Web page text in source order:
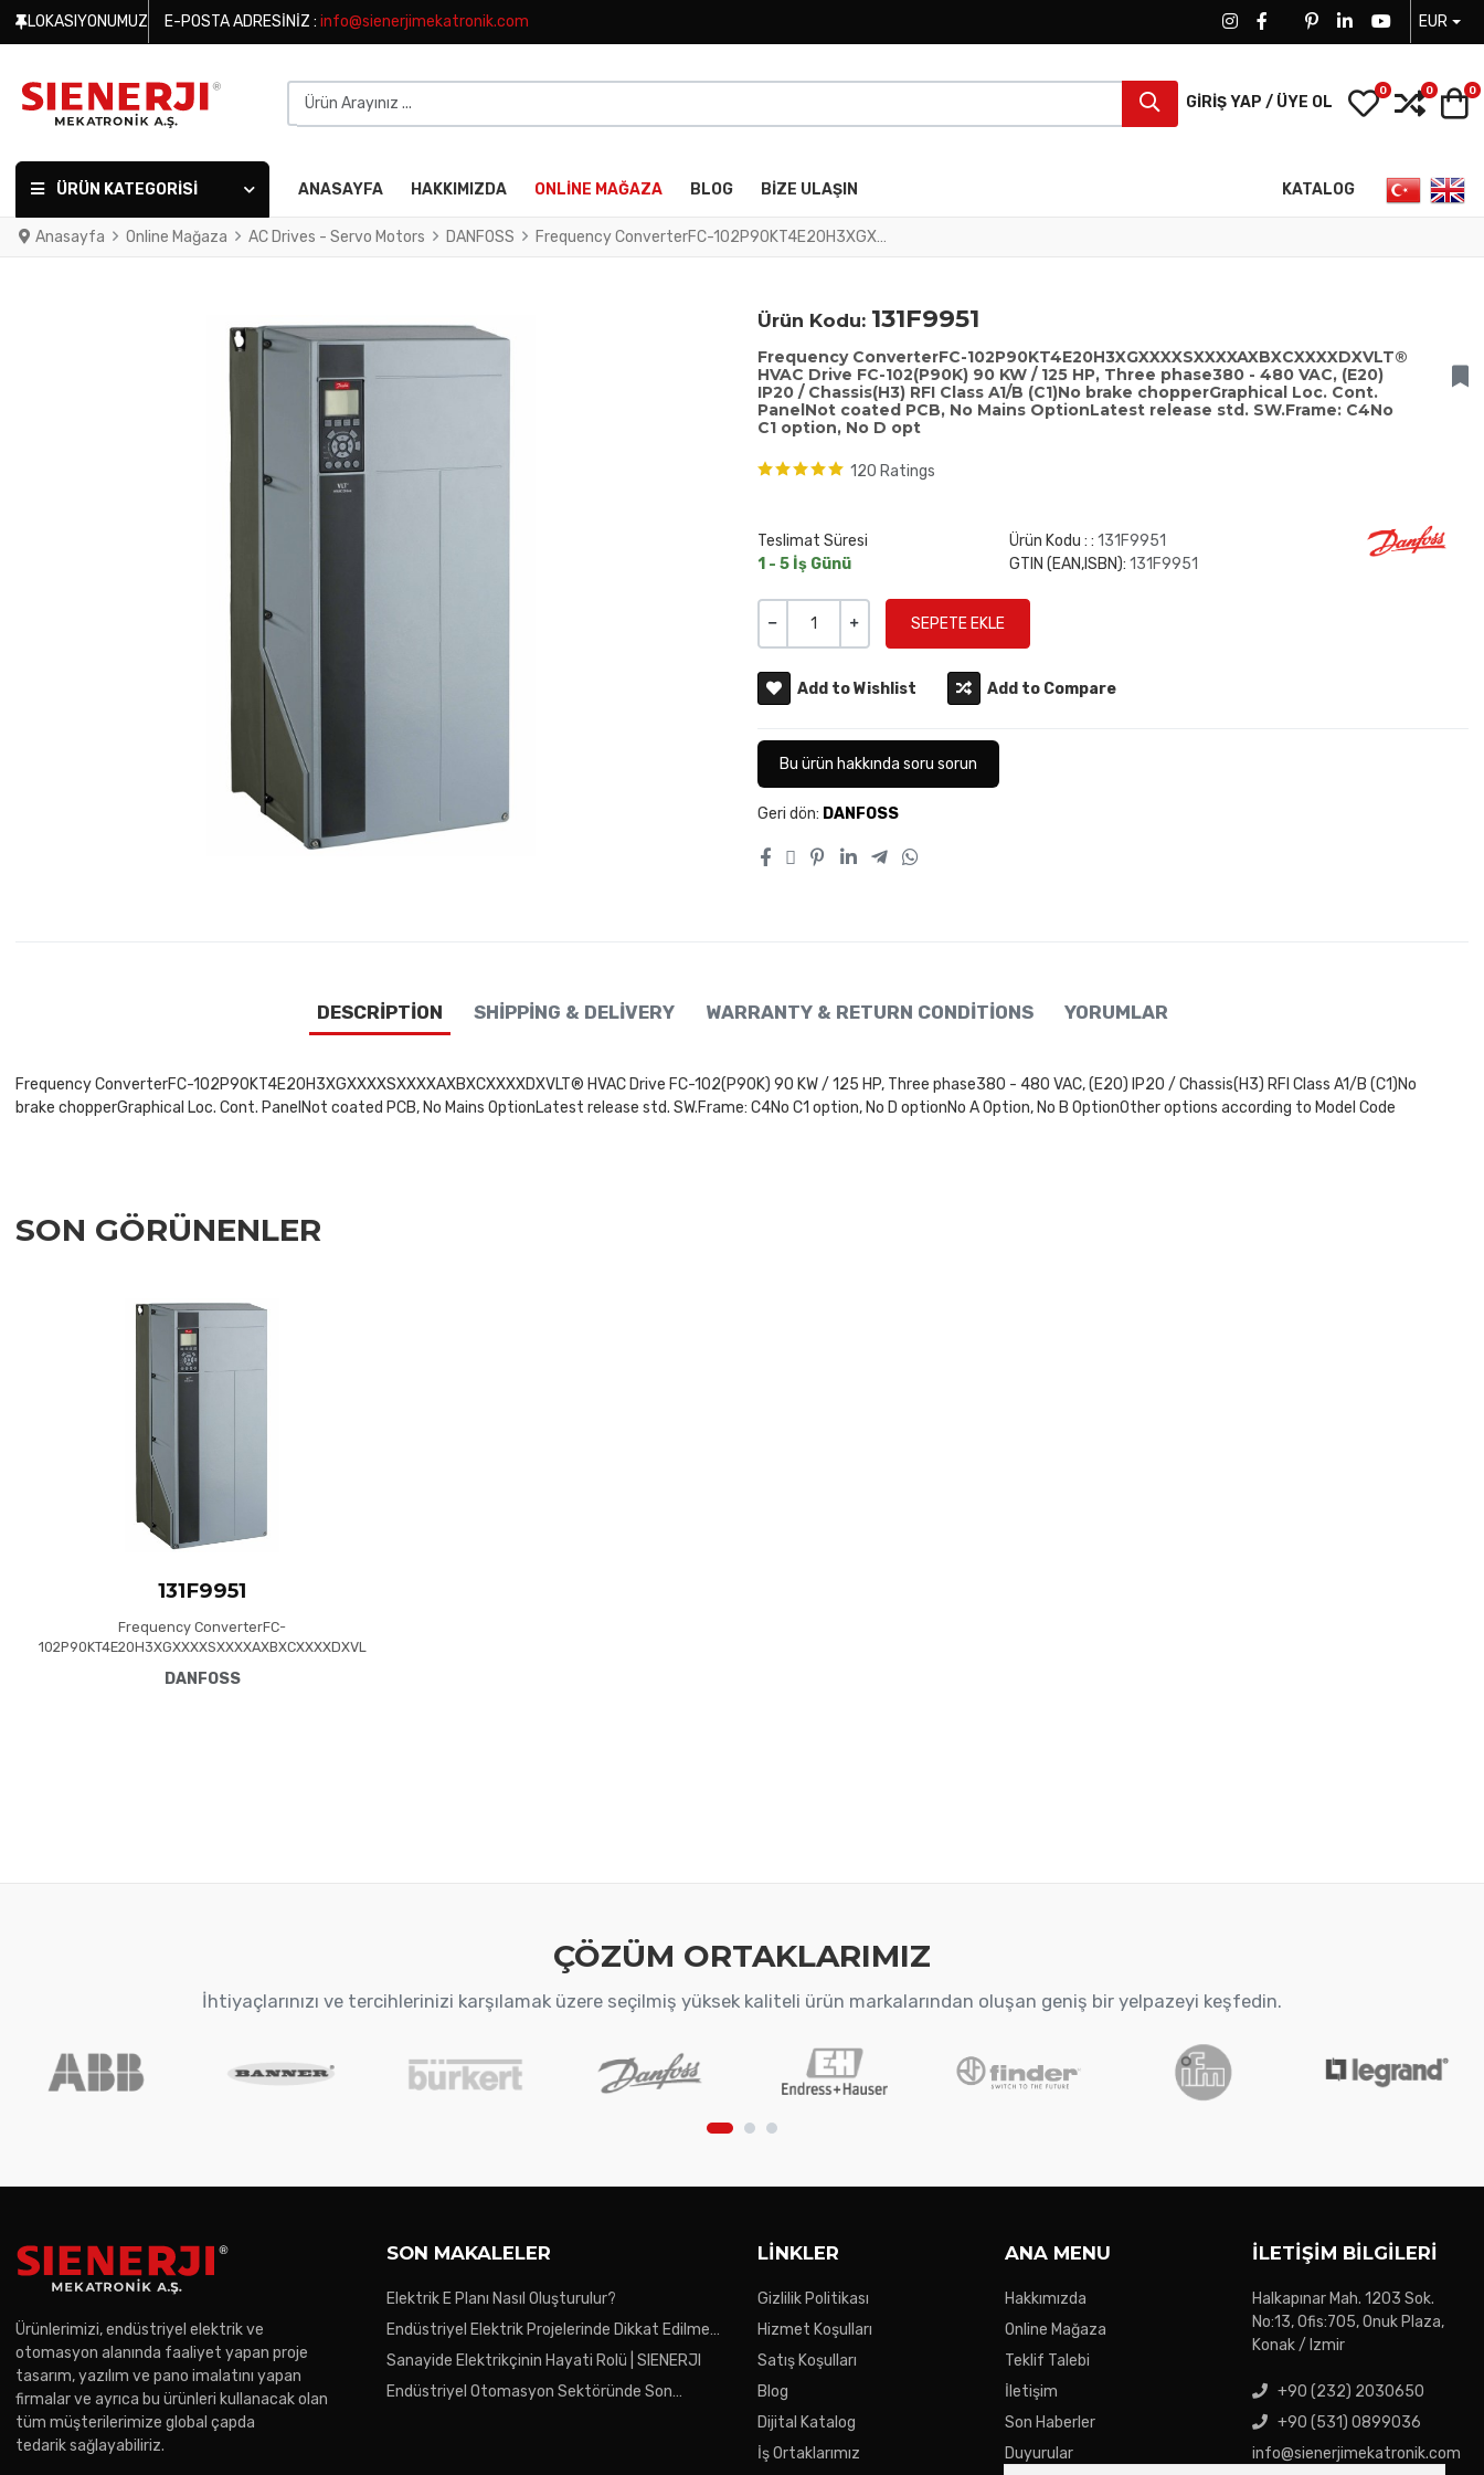
LOKASIYONUMUZ E-POSTA ADRESINIZ : info@sienerjimekatronik.com FACEBOOK SOCIAL LINK
FACEBOOK SOCIAL LINK
TWITTER SOCIAL LINK
PINTEREST SOCIAL LINK
LINKEDIN SOCIAL
YOUTUBE
EUR
Ürün Arayınız ...
GIRIŞ YAP / ÜYE OL My Wishlist
0 0 0
ÜRÜN KATEGORISI ANASAYFA HAKKIMIZDA ONLINE MAĞAZA BLOG BIZE ULAŞIN KATALOG Dilinizi seçin
Anasayfa Online Mağaza AC Drives - Servo Motors DANFOSS Frequency ConverterFC-102P90KT4E20H3XGXXXXSXXXXAXBXCXXXXDXVLT® HVAC Drive FC-102(P90K) 90 KW / 125 HP, Three phase380 - 480 VAC, (E20) IP20 / Chassis(H3) RFI Class A1/B (C1)No brake chopperGraphical Loc. Cont. PanelNot coated PCB, No Mains OptionLatest release std. SW.Frame: C4No C1 option, No D opt
Ürün Kodu: 131F9951
Frequency ConverterFC-102P90KT4E20H3XGXXXXSXXXXAXBXCXXXXDXVLT®
HVAC Drive FC-102(P90K) 90 KW / 125 HP, Three phase380 - 480 VAC, (E20)
IP20 / Chassis(H3) RFI Class A1/B (C1)No brake chopperGraphical Loc. Cont.
PanelNot coated PCB, No Mains OptionLatest release std. SW.Frame: C4No
C1 option, No D opt
120 Ratings
Teslimat Süresi
1 - 5 İş Günü
Ürün Kodu : : 131F9951
GTIN (EAN,ISBN): 131F9951
Add to Wishlist Add to Compare
Bu ürün hakkında soru sorun
Geri dön: DANFOSS
DESCRIPTION SHIPPING & DELIVERY WARRANTY & RETURN CONDITIONS YORUMLAR
Frequency ConverterFC-102P90KT4E20H3XGXXXXSXXXXAXBXCXXXXDXVLT® HVAC Drive FC-102(P90K) 90 KW / 125 HP, Three phase380 - 480 VAC, (E20) IP20 / Chassis(H3) RFI Class A1/B (C1)No
brake chopperGraphical Loc. Cont. PanelNot coated PCB, No Mains OptionLatest release std. SW.Frame: C4No C1 option, No D optionNo A Option, No B OptionOther options according to Model Code
SON GÖRÜNENLER
131F9951
Frequency ConverterFC-
102P90KT4E20H3XGXXXXSXXXXAXBXCXXXXDXVL
Three phase380 - 480 VAC, (E20) IP20 /
DANFOSS
ÇÖZÜM ORTAKLARIMIZ
İhtiyaçlarınızı ve tercihlerinizi karşılamak üzere seçilmiş yüksek kaliteli ürün markalarından oluşan geniş bir yelpazeyi keşfedin.
Ürünlerimizi, endüstriyel elektrik ve
otomasyon alanında faaliyet yapan proje
tasarım, yazılım ve pano imalatını yapan
firmalar ve ayrıca bu ürünleri kullanacak olan
tüm müşterilerimize global çapda
tedarik sağlayabiliriz.
SON MAKALELER
Elektrik E Planı Nasıl Oluşturulur?
Endüstriyel Elektrik Projelerinde Dikkat Edilmesi
Gereken Noktalar
Sanayide Elektrikçinin Hayati Rolü | SIENERJI
Endüstriyel Otomasyon Sektöründe Son
LINKLER
Gizlilik Politikası
Hizmet Koşulları
Satış Koşulları
Blog
Dijital Katalog
İş Ortaklarımız
ANA MENU
Hakkımızda
Online Mağaza
Teklif Talebi
İletişim
Son Haberler
Duyurular
İLETIŞIM BILGILERI
Halkapınar Mah. 1203 Sok.
No:13, Ofis:705, Onuk Plaza,
Konak / Izmir
+90 (232) 2030650
+90 (531) 0899036
info@sienerjimekatronik.com